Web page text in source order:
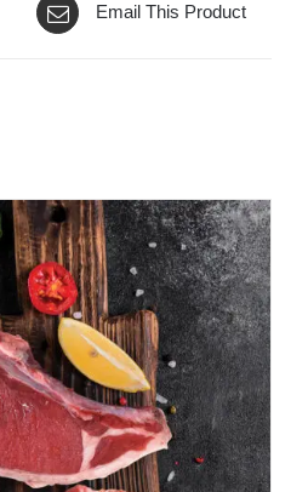
Email This Product